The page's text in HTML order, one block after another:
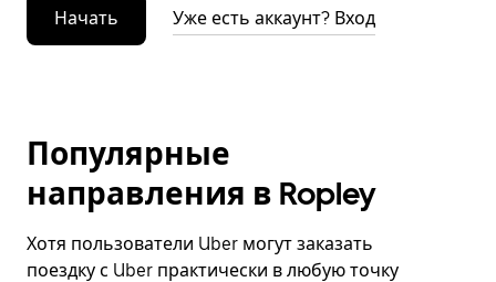
Начать Уже есть аккаунт? Вход
Популярные
направления в Ropley
Хотя пользователи Uber могут заказать
поездку с Uber практически в любую точку